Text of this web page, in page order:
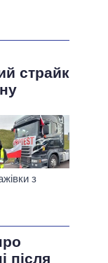
страйк
з
після